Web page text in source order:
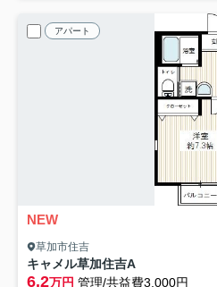
アパート
NEW
草加市住吉
キャメル草加住吉A
6.2万円 管理/共益費3,000円